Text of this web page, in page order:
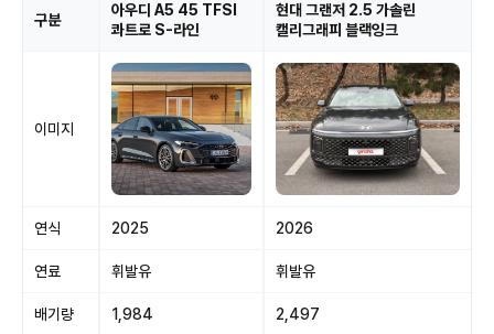
구분
아우디 A5 45 TFSI
콰트로 S-라인
현대 그랜저 2.5 가솔린
캘리그래피 블랙잉크
이미지
연식 2025 2026
연료 휘발유 휘발유
배기량 1,984 2,497